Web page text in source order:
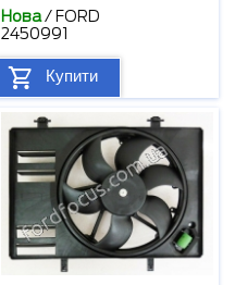
Нова/ FORD
2450991
Купити